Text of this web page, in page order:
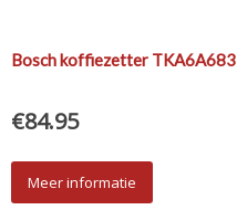
Bosch koffiezetter TKA6A683
€84.95
Meer informatie